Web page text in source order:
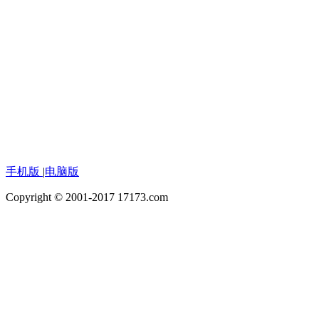
手机版 |电脑版
Copyright © 2001-2017 17173.com